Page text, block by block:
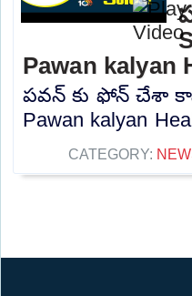
Pawan kalyan
పవన్ కు ఫోన్ చేశా
Pawan kalyan
CATEGORY: